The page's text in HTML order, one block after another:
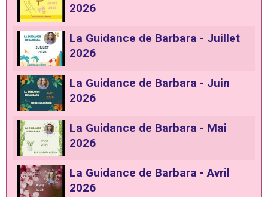
2026
La Guidance de Barbara - Juillet
2026
La Guidance de Barbara - Juin
2026
La Guidance de Barbara - Mai
2026
La Guidance de Barbara - Avril
2026